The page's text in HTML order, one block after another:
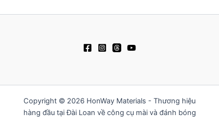
Copyright © 2026 HonWay Materials - Thương hiệu
hàng đầu tại Đài Loan về công cụ mài và đánh bóng